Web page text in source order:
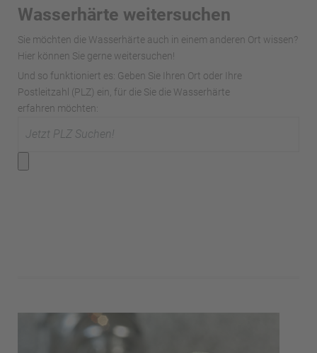
Wasserhärte weitersuchen
Sie möchten die Wasserhärte auch in einem anderen Ort wissen?
Hier können Sie gerne weitersuchen!
Und so funktioniert es: Geben Sie Ihren Ort oder Ihre
Postleitzahl (PLZ) ein, für die Sie die Wasserhärte
erfahren möchten: